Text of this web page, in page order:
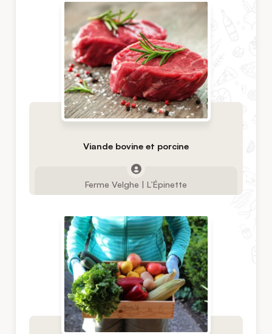
Viande bovine et porcine
Ferme Velghe | L’Épinette